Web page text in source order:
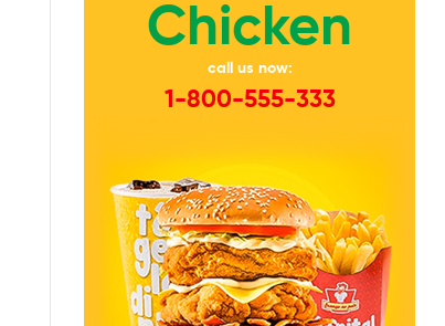
Chicken
call us now:
1-800-555-333